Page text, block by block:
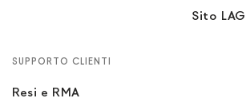
Sito
SUPPORTO CLIENTI
Resi e RMA